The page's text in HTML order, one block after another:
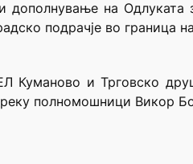
на
подрачје во граница
Куманово и Трговско
полномошници Викор